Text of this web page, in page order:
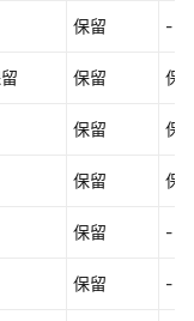
保留 -
保留 保
保留 保
保留 保
保留 -
保留 -